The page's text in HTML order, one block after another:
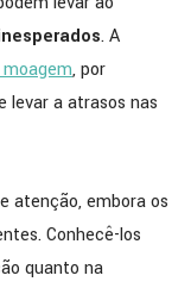
. A
, por
levar a atrasos nas
atenção, embora os
Conhecê-los
quanto na